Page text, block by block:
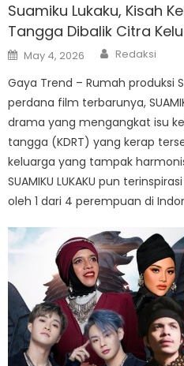
Suamiku Lukaku, Kisah
Tangga Dibalik Citra
Posted
on
May 4, 2026 Author
Redaksi
Gaya Trend – Rumah produksi
perdana film terbarunya,
drama yang mengangkat isu
tangga (KDRT) yang kerap
keluarga yang tampak
SUAMIKU LUKAKU pun
oleh 1 dari 4 perempuan di